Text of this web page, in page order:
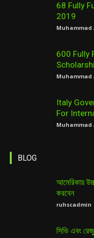
68 Fully
2019
Muhammad
600 Fully
Muhammad
Italy
For
Muhammad
BLOG
আমেরিকায়
করবেন
ruhscadmin
সিভি এবং